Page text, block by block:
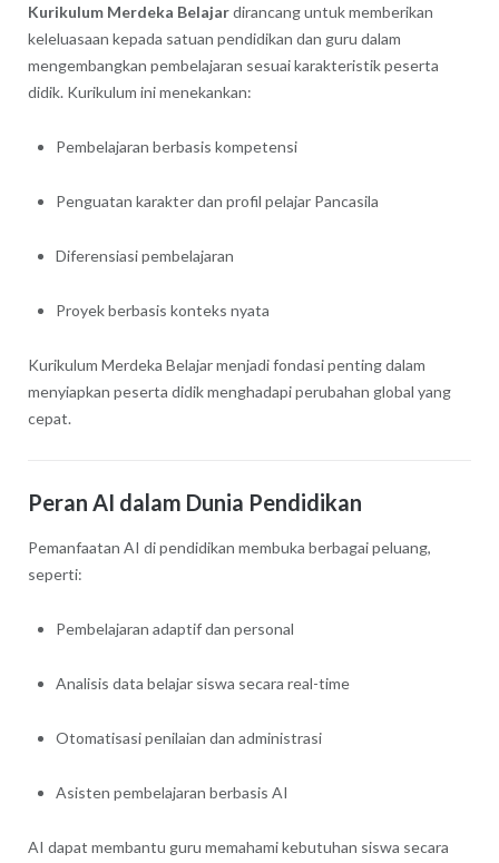
Kurikulum Merdeka Belajardirancang untuk memberikan
keleluasaan kepada satuan pendidikan dan guru dalam
mengembangkan pembelajaran sesuai karakteristik peserta
didik. Kurikulum ini menekankan:
Pembelajaran berbasis kompetensi
Penguatan karakter dan profil pelajar Pancasila
Diferensiasi pembelajaran
Proyek berbasis konteks nyata
Kurikulum Merdeka Belajar menjadi fondasi penting dalam
menyiapkan peserta didik menghadapi perubahan global yang
cepat.
Peran AI dalam Dunia Pendidikan
Pemanfaatan AI di pendidikan membuka berbagai peluang,
seperti:
Pembelajaran adaptif dan personal
Analisis data belajar siswa secara real-time
Otomatisasi penilaian dan administrasi
Asisten pembelajaran berbasis AI
AI dapat membantu guru memahami kebutuhan siswa secara